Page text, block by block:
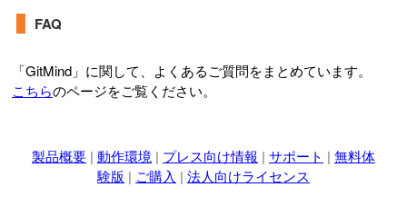
FAQ
「GitMind」に関して、よくあるご質問をまとめています。
こちらのページをご覧ください。
製品概要 | 動作環境 | プレス向け情報 | サポート | 無料体
験版 | ご購入 | 法人向けライセンス